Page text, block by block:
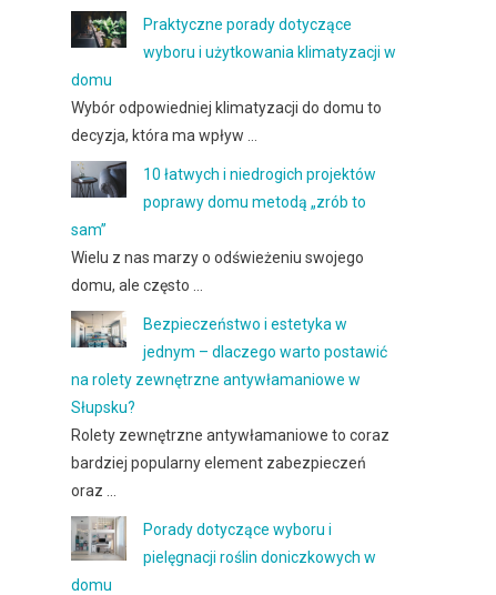
Praktyczne porady dotyczące
wyboru i użytkowania klimatyzacji w
domu
Wybór odpowiedniej klimatyzacji do domu to
decyzja, która ma wpływ …
10 łatwych i niedrogich projektów
poprawy domu metodą „zrób to
sam”
Wielu z nas marzy o odświeżeniu swojego
domu, ale często …
Bezpieczeństwo i estetyka w
jednym – dlaczego warto postawić
na rolety zewnętrzne antywłamaniowe w
Słupsku?
Rolety zewnętrzne antywłamaniowe to coraz
bardziej popularny element zabezpieczeń
oraz …
Porady dotyczące wyboru i
pielęgnacji roślin doniczkowych w
domu